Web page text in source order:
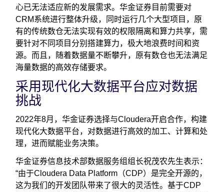
心已无法适应新的发展需求。华金证券目前需要对
CRM系统进行整体升级，同时运行几个大型项目，原
有的传统数仓无法实现有效的权限隔离和算力共享，需
要针对不同项目分别搭建算力，极大地浪费时间和资
源。而且，随着数据量不断攀升，原有数仓也无法满足
海量数据的高效存储要求。
采用现代化大数据平台应对数据
挑战
2022年8月，华金证券选择与Cloudera开启合作，构建
现代化大数据平台，对数据进行高效的加工、计算和处
理，进而赋能业务决策。
华金证券信息技术部数据服务组组长祝茂农先生表示：
“由于Cloudera Data Platform（CDP）是完全开源的，
这为我们的开发团队带来了很大的灵活性。基于CDP